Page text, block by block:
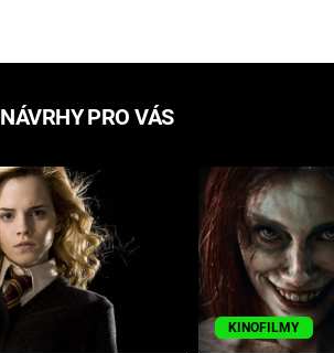
NÁVRHY PRO VÁS
KINOFILMY